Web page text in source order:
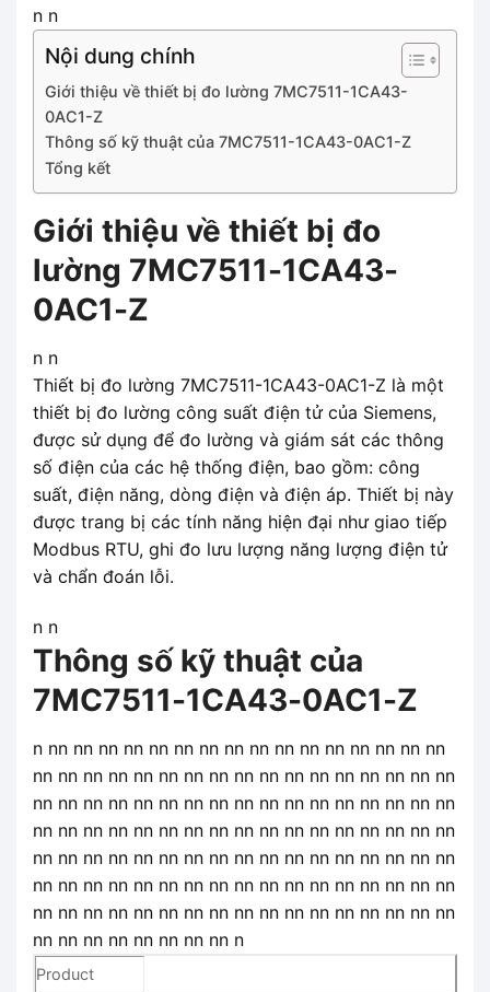
n n
Nội dung chính
Giới thiệu về thiết bị đo lường 7MC7511-1CA43-
0AC1-Z
Thông số kỹ thuật của 7MC7511-1CA43-0AC1-Z
Tổng kết
Giới thiệu về thiết bị đo
lường 7MC7511-1CA43-
0AC1-Z
n n
Thiết bị đo lường 7MC7511-1CA43-0AC1-Z là một
thiết bị đo lường công suất điện tử của Siemens,
được sử dụng để đo lường và giám sát các thông
số điện của các hệ thống điện, bao gồm: công
suất, điện năng, dòng điện và điện áp. Thiết bị này
được trang bị các tính năng hiện đại như giao tiếp
Modbus RTU, ghi đo lưu lượng năng lượng điện tử
và chẩn đoán lỗi.
n n
Thông số kỹ thuật của
7MC7511-1CA43-0AC1-Z
n nn nn nn nn nn nn nn nn nn nn nn nn nn nn nn nn
nn nn nn nn nn nn nn nn nn nn nn nn nn nn nn nn nn
nn nn nn nn nn nn nn nn nn nn nn nn nn nn nn nn nn
nn nn nn nn nn nn nn nn nn nn nn nn nn nn nn nn nn
nn nn nn nn nn nn nn nn nn nn nn nn nn nn nn nn nn
nn nn nn nn nn nn nn nn nn nn nn nn nn nn nn nn nn
nn nn nn nn nn nn nn nn nn nn nn nn nn nn nn nn nn
nn nn nn nn nn nn nn nn n
Product